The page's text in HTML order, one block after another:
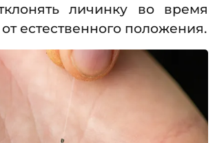
личинку во время
естественного положения.